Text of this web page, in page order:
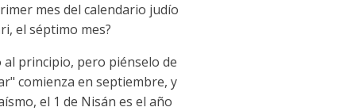
mes del calendario judío
el séptimo mes?
principio, pero piénselo de
comienza en septiembre, y
el 1 de Nisán es el año